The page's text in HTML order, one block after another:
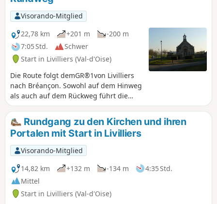
Visorando-Mitglied
22,78 km
+201 m
-200 m
7:05 Std.
Schwer
Start in Livilliers (Val-d'Oise)
Die Route folgt demGR®1von Livilliers
nach Bréançon. Sowohl auf dem Hinweg
als auch auf dem Rückweg führt die
Wanderung durch zwei Dörfer des
Vexin: Épiais-Rhus und Grisy-les-Plâtres.
Vor der Rückkehr nach Livilliers führt
die Strecke zur Kapelle von Gérocourt in
der Gemeinde Génicourt.
Rundgang zu den Kirchen und ihren
Portalen mit Start in Livilliers
Visorando-Mitglied
14,82 km
+132 m -134 m
4:35 Std.
Mittel
Start in Livilliers (Val-d'Oise)